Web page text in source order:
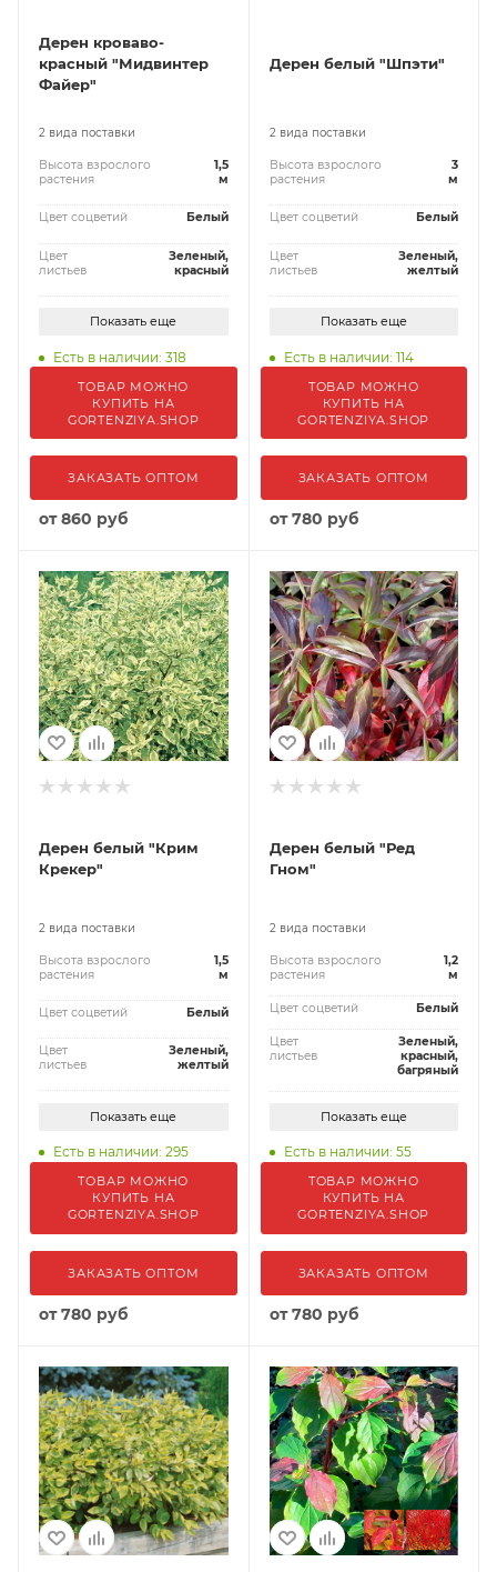
Дерен кроваво-
красный "Мидвинтер
Файер"
2 вида поставки
Высота взрослого
растения
1,5
м
Цвет соцветий Белый
Цвет
листьев
Зеленый,
красный
Показать еще
Есть в наличии: 318
ТОВАР МОЖНО
КУПИТЬ НА
GORTENZIYA.SHOP
ЗАКАЗАТЬ ОПТОМ
от860 руб
Дерен белый "Шпэти"
2 вида поставки
Высота взрослого
растения
3
м
Цвет соцветий Белый
Цвет
листьев
Зеленый,
желтый
Показать еще
Есть в наличии: 114
ТОВАР МОЖНО
КУПИТЬ НА
GORTENZIYA.SHOP
ЗАКАЗАТЬ ОПТОМ
от780 руб
Дерен белый "Крим
Крекер"
2 вида поставки
Высота взрослого
растения
1,5
м
Цвет соцветий Белый
Цвет
листьев
Зеленый,
желтый
Показать еще
Есть в наличии: 295
ТОВАР МОЖНО
КУПИТЬ НА
GORTENZIYA.SHOP
ЗАКАЗАТЬ ОПТОМ
от780 руб
Дерен белый "Ред
Гном"
2 вида поставки
Высота взрослого
растения
1,2
м
Цвет соцветий Белый
Цвет
листьев
Зеленый,
красный,
багряный
Показать еще
Есть в наличии: 55
ТОВАР МОЖНО
КУПИТЬ НА
GORTENZIYA.SHOP
ЗАКАЗАТЬ ОПТОМ
от780 руб